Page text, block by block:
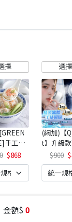
手工鮮
入/
868
(網加)【
t】升級
輕巧製冷
扇(B款)-
900
金額$ 0